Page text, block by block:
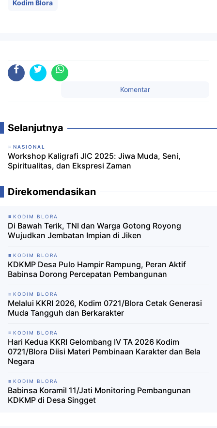
Kodim Blora
Komentar
Selanjutnya
NASIONAL
Workshop Kaligrafi JIC 2025: Jiwa Muda, Seni,
Spiritualitas, dan Ekspresi Zaman
Direkomendasikan
KODIM BLORA
Di Bawah Terik, TNI dan Warga Gotong Royong
Wujudkan Jembatan Impian di Jiken
KODIM BLORA
KDKMP Desa Pulo Hampir Rampung, Peran Aktif
Babinsa Dorong Percepatan Pembangunan
KODIM BLORA
Melalui KKRI 2026, Kodim 0721/Blora Cetak Generasi
Muda Tangguh dan Berkarakter
KODIM BLORA
Hari Kedua KKRI Gelombang IV TA 2026 Kodim
0721/Blora Diisi Materi Pembinaan Karakter dan Bela
Negara
KODIM BLORA
Babinsa Koramil 11/Jati Monitoring Pembangunan
KDKMP di Desa Singget